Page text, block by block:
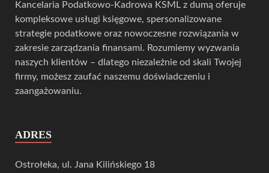
Kancelaria Podatkowo-Kadrowa KSML z dumą oferuje
kompleksowe usługi księgowe, spersonalizowane
strategie podatkowe oraz nowoczesne rozwiązania w
zakresie zarządzania finansami. Rozumiemy wyzwania
naszych klientów – dlatego niezależnie od skali Twojej
firmy, możesz zaufać naszemu doświadczeniu i
zaangażowaniu.
ADRES
Ostrołeka, ul. Jana Kilińskiego 18